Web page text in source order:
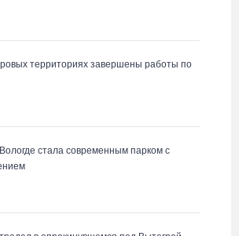
территориях завершены работы по
стала современным парком с